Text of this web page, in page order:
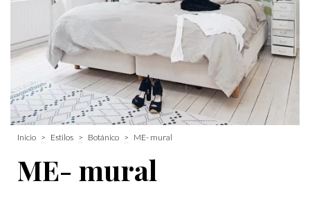
Inicio > Estilos > Botánico > ME- mural
ME- mural